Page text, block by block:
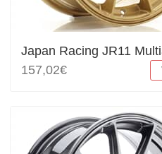
Japan Racing JR11
157,02€